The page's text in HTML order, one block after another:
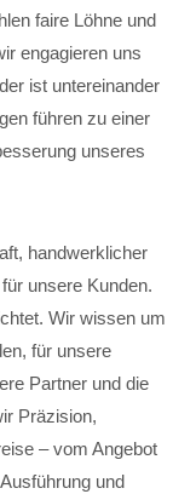
faire Löhne und
engagieren uns
ist untereinander
führen zu einer
unseres
handwerklicher
unsere Kunden.
Wir wissen um
für unsere
Partner und die
Präzision,
– vom Angebot
und